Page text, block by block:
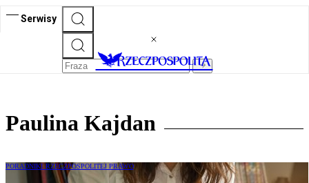
Serwisy
Paulina Kajdan
PORADNIKI RZECZPOSPOLITEJ PRAWO